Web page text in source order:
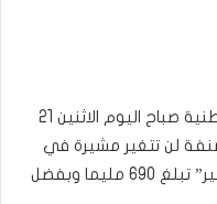
وأكدت الرابحي في تصريح للإذاعة الوطنية صباح اليوم الاثنين 21
المصنفة لن تتغير مشيرة في
نفس السياق إلى أن تكلفة الخبز “الكبير” تبلغ 690 مليما وبفضل